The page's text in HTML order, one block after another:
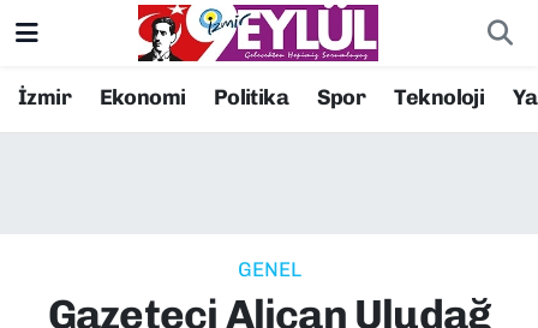
İzmir Ekonomi Politika Spor Teknoloji
GENEL
Gazeteci Alican Uludağ
Resmi İlanlar
Konak Nöbetçi Eczaneler
Süper Lig Puan Durumu ve Fikstür